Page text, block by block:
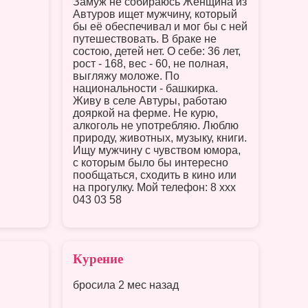
Автуров ищет мужчину, который
бы её обеспечивал и мог бы с ней
путешествовать. В браке не
состою, детей нет. О себе: 36 лет,
рост - 168, вес - 60, не полная,
выгляжу моложе. По
национальности - башкирка.
Живу в селе Автуры, работаю
дояркой на ферме. Не курю,
алкоголь не употребляю. Люблю
природу, животных, музыку, книги.
Ищу мужчину с чувством юмора,
с которым было бы интересно
пообщаться, сходить в кино или
на прогулку. Мой телефон: 8 xxx
043 03 58
Курение
бросила 2 мес назад